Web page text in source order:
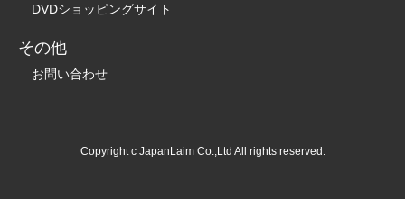
DVDショッピングサイト
その他
お問い合わせ
Copyright c JapanLaim Co.,Ltd All rights reserved.